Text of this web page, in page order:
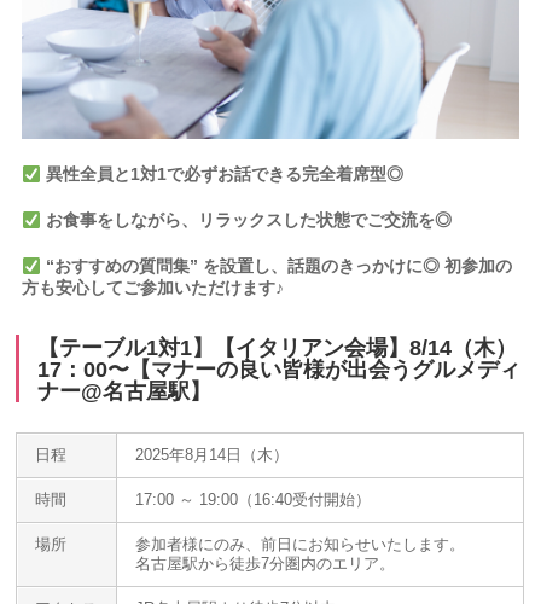
異性全員と1対1で必ずお話できる完全着席型◎
お食事をしながら、リラックスした状態でご交流を◎
“おすすめの質問集” を設置し、話題のきっかけに◎ 初参加の
方も安心してご参加いただけます♪
【テーブル1対1】【イタリアン会場】8/14（木）
17：00〜【マナーの良い皆様が出会うグルメディ
ナー@名古屋駅】
日程 2025年8月14日（木）
時間 17:00 ～ 19:00（16:40受付開始）
場所
参加者様にのみ、前日にお知らせいたします。
名古屋駅から徒歩7分圏内のエリア。